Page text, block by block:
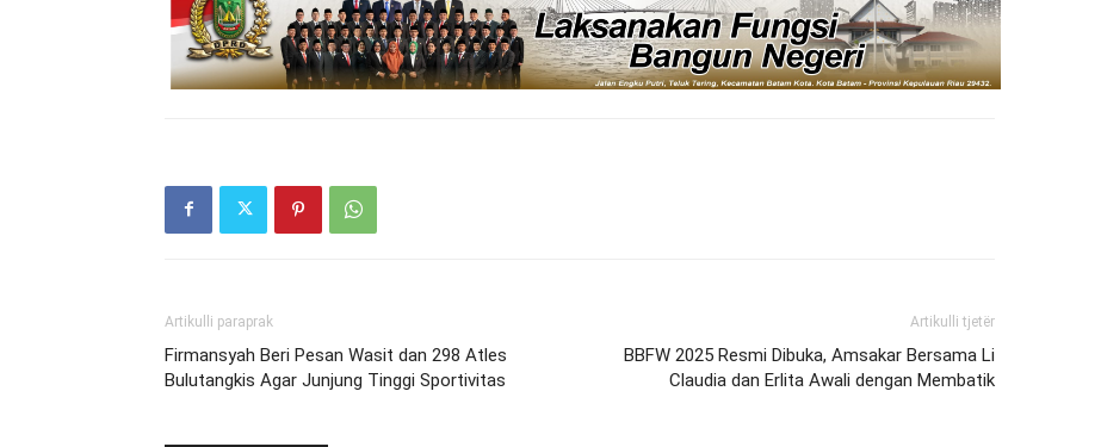
Artikulli paraprak
Firmansyah Beri Pesan Wasit dan 298 Atles
Bulutangkis Agar Junjung Tinggi Sportivitas
Artikulli tjetër
BBFW 2025 Resmi Dibuka, Amsakar Bersama Li
Claudia dan Erlita Awali dengan Membatik